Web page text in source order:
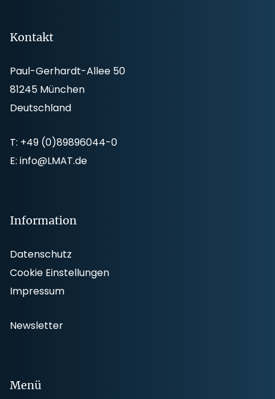
Footer
Kontakt
Paul-Gerhardt-Allee 50
81245 München
Deutschland
T: +49 (0)89896044-0
E: info@LMAT.de
Information
Datenschutz
Cookie Einstellungen
Impressum
Newsletter
Menü